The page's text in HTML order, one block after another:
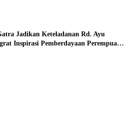
Jadikan Keteladanan Rd. Ayu
Inspirasi Pemberdayaan Perempuan